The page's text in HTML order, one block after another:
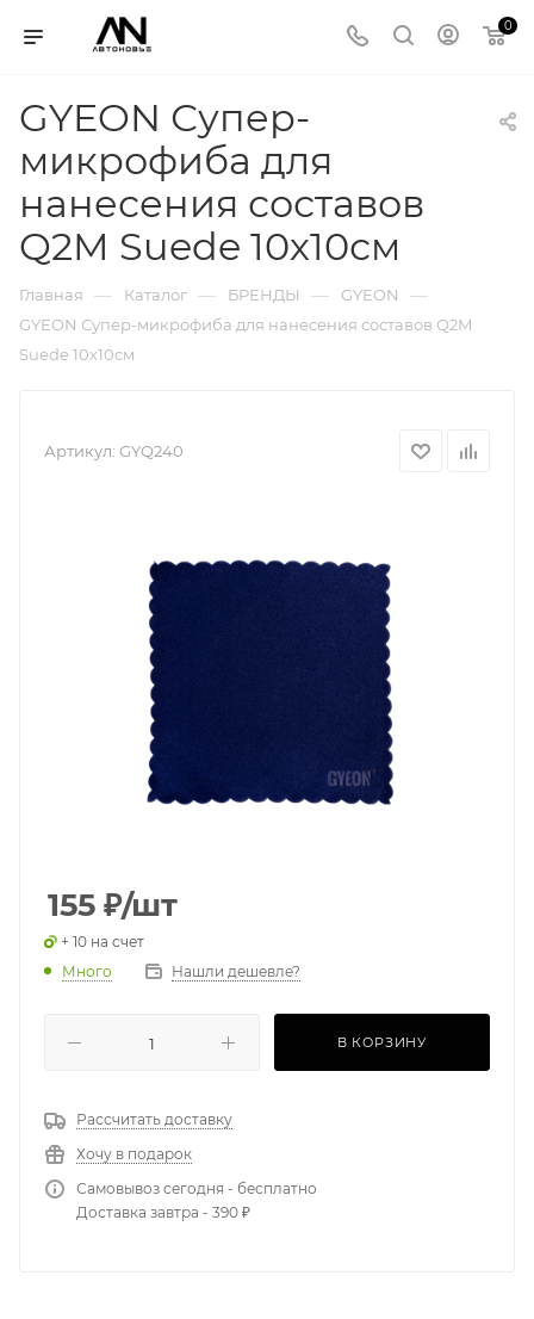
0
GYEON Супер-
микрофиба для
нанесения составов
Q2M Suede 10х10см
Главная — Каталог — БРЕНДЫ — GYEON —
GYEON Супер-микрофиба для нанесения составов Q2M
Suede 10х10см
Артикул: GYQ240
155 ₽/шт
+ 10 на счет
Много
Нашли дешевле?
В КОРЗИНУ
Рассчитать доставку
Хочу в подарок
Самовывоз сегодня - бесплатно
Доставка завтра - 390 ₽